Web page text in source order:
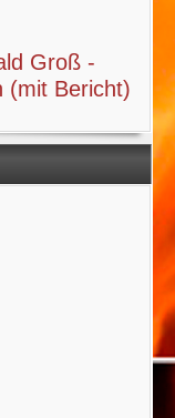
Groß -
(mit Bericht)